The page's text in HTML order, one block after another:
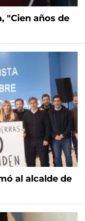
"Cien años de
al alcalde de